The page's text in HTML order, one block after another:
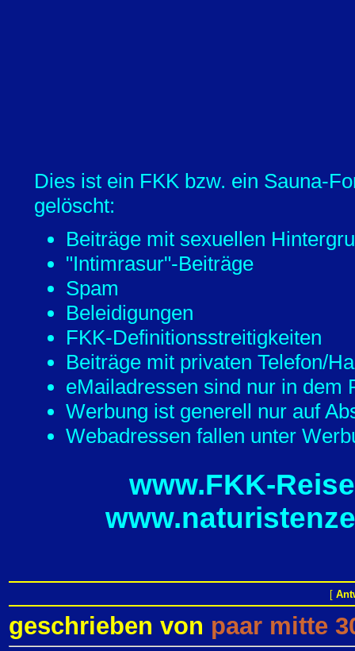
Dies ist ein FKK bzw. ein Sauna-
gelöscht:
Beiträge mit sexuellen
"Intimrasur"-Beiträge
Spam
Beleidigungen
FKK-Definitionsstreitigkeiten
Beiträge mit privaten Telefon/
eMailadressen sind nur in dem
Werbung ist generell nur auf
Webadressen fallen unter
www.FKK-
[
geschrieben von paar mitte